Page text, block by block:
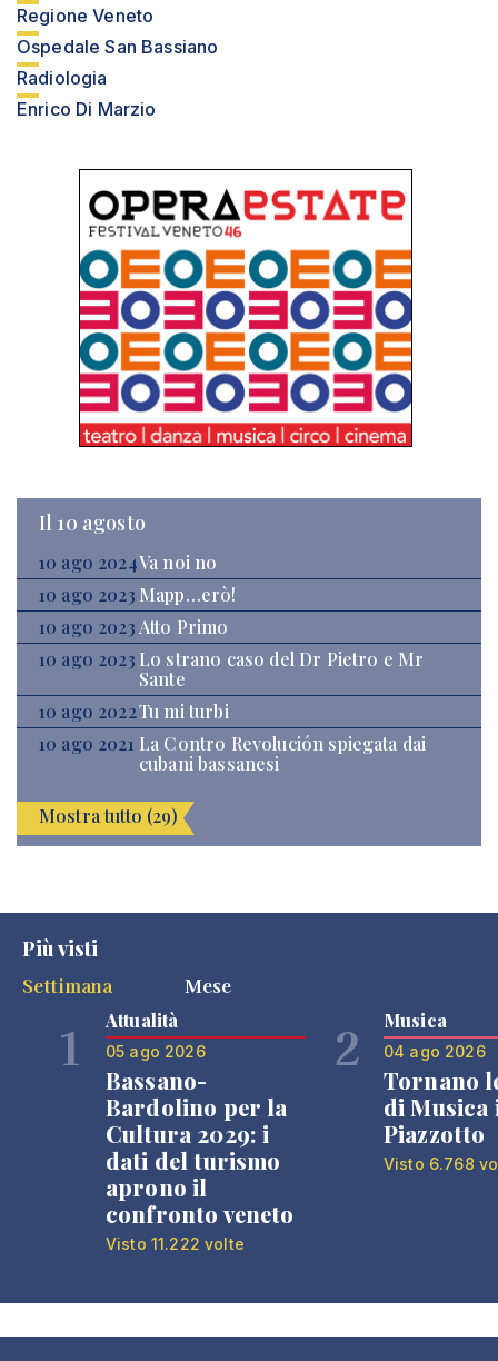
Regione Veneto
Ospedale San Bassiano
Radiologia
Enrico Di Marzio
Il 10 agosto
10 ago 2024Va noi no
10 ago 2023 Mapp…erò!
10 ago 2023 Atto Primo
10 ago 2023 Lo strano caso del Dr Pietro e Mr
Sante
10 ago 2022Tu mi turbi
10 ago 2021 La Contro Revolución spiegata dai
cubani bassanesi
Mostra tutto (29)
Più visti
Settimana
Mese
1 Attualità
05 ago 2026
Bassano-
Bardolino per la
Cultura 2029: i
dati del turismo
aprono il
confronto veneto
Visto 11.222 volte
2 Musica
04 ago 2026
Tornano
di Musica
Piazzotto
Visto 6.768